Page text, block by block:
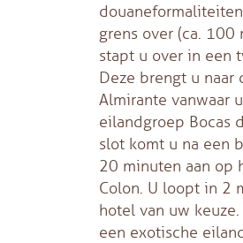
grens over (ca. 100
stapt u over in een
Deze brengt u naar
Almirante vanwaar
eilandgroep Bocas
slot komt u na een
20 minuten aan op
Colon. U loopt in 2
hotel van uw
een exotische